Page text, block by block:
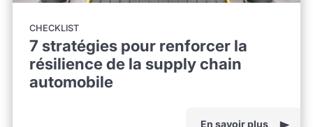
CHECKLIST
7 stratégies pour renforcer la
résilience de la supply chain
automobile
En savoir plus